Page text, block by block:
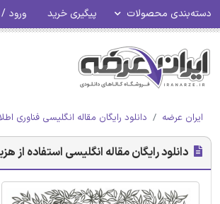
دسته‌بندی محصولات پیگیری خرید ورود
ایران عرضه دانلود رایگان مقاله انگلیسی فناوری
دانلود رایگان مقاله انگلیسی استفاده از